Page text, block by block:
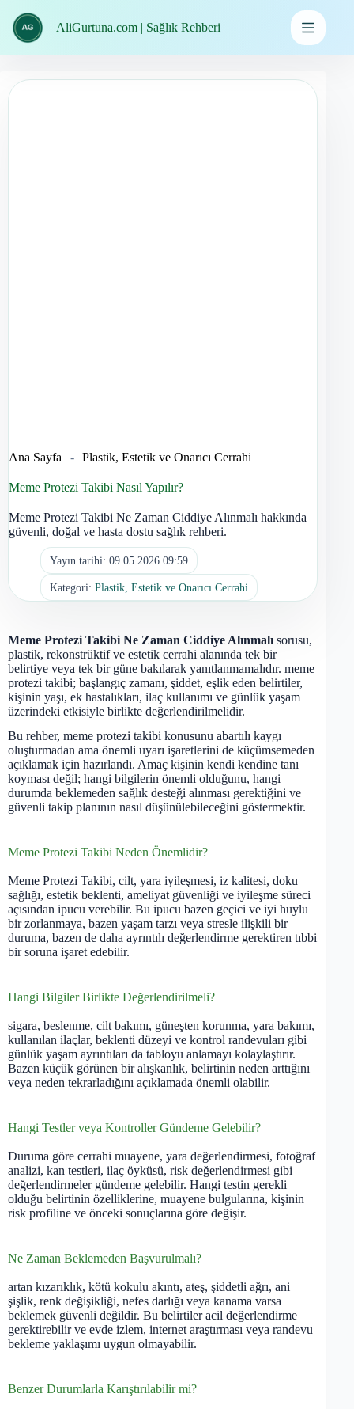
geç
AliGurtuna.com | Sağlık Rehberi
Ana Sayfa - Plastik, Estetik ve Onarıcı Cerrahi
Meme Protezi Takibi Nasıl Yapılır?
Meme Protezi Takibi Ne Zaman Ciddiye Alınmalı hakkında
güvenli, doğal ve hasta dostu sağlık rehberi.
Yayın tarihi: 09.05.2026 09:59
Kategori: Plastik, Estetik ve Onarıcı Cerrahi
Meme Protezi Takibi Ne Zaman Ciddiye Alınmalı sorusu,
plastik, rekonstrüktif ve estetik cerrahi alanında tek bir
belirtiye veya tek bir güne bakılarak yanıtlanmamalıdır. meme
protezi takibi; başlangıç zamanı, şiddet, eşlik eden belirtiler,
kişinin yaşı, ek hastalıkları, ilaç kullanımı ve günlük yaşam
üzerindeki etkisiyle birlikte değerlendirilmelidir.
Bu rehber, meme protezi takibi konusunu abartılı kaygı
oluşturmadan ama önemli uyarı işaretlerini de küçümsemeden
açıklamak için hazırlandı. Amaç kişinin kendi kendine tanı
koyması değil; hangi bilgilerin önemli olduğunu, hangi
durumda beklemeden sağlık desteği alınması gerektiğini ve
güvenli takip planının nasıl düşünülebileceğini göstermektir.
Meme Protezi Takibi Neden Önemlidir?
Meme Protezi Takibi, cilt, yara iyileşmesi, iz kalitesi, doku
sağlığı, estetik beklenti, ameliyat güvenliği ve iyileşme süreci
açısından ipucu verebilir. Bu ipucu bazen geçici ve iyi huylu
bir zorlanmaya, bazen yaşam tarzı veya stresle ilişkili bir
duruma, bazen de daha ayrıntılı değerlendirme gerektiren tıbbi
bir soruna işaret edebilir.
Hangi Bilgiler Birlikte Değerlendirilmeli?
sigara, beslenme, cilt bakımı, güneşten korunma, yara bakımı,
kullanılan ilaçlar, beklenti düzeyi ve kontrol randevuları gibi
günlük yaşam ayrıntıları da tabloyu anlamayı kolaylaştırır.
Bazen küçük görünen bir alışkanlık, belirtinin neden arttığını
veya neden tekrarladığını açıklamada önemli olabilir.
Hangi Testler veya Kontroller Gündeme Gelebilir?
Duruma göre cerrahi muayene, yara değerlendirmesi, fotoğraf
analizi, kan testleri, ilaç öyküsü, risk değerlendirmesi gibi
değerlendirmeler gündeme gelebilir. Hangi testin gerekli
olduğu belirtinin özelliklerine, muayene bulgularına, kişinin
risk profiline ve önceki sonuçlarına göre değişir.
Ne Zaman Beklemeden Başvurulmalı?
artan kızarıklık, kötü kokulu akıntı, ateş, şiddetli ağrı, ani
şişlik, renk değişikliği, nefes darlığı veya kanama varsa
beklemek güvenli değildir. Bu belirtiler acil değerlendirme
gerektirebilir ve evde izlem, internet araştırması veya randevu
bekleme yaklaşımı uygun olmayabilir.
Benzer Durumlarla Karıştırılabilir mi?